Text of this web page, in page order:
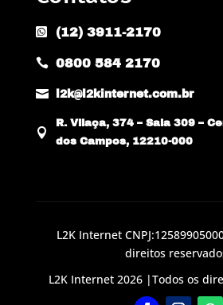
 (12) 3911-2170
 0800 584 2170
 l2k@l2kinternet.com.br

R. Vilaça, 374 – Sala 309 –
dos Campos, 12210-000
L2K Internet
direitos
L2K Internet 2026 |Todos os